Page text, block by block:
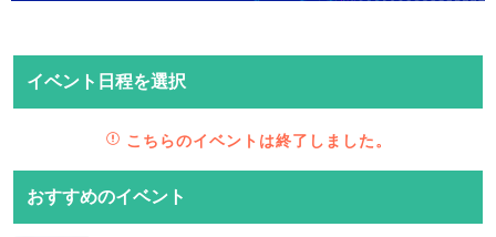
イベント日程を選択
こちらのイベントは終了しました。
おすすめのイベント